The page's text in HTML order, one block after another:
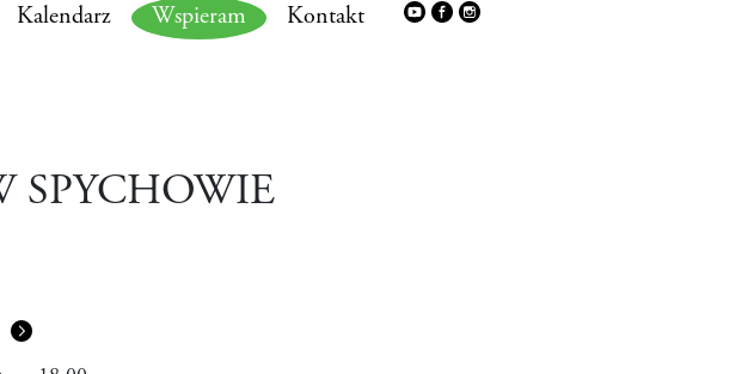
Kalendarz Wspieram Kontakt
SPYCHOWIE